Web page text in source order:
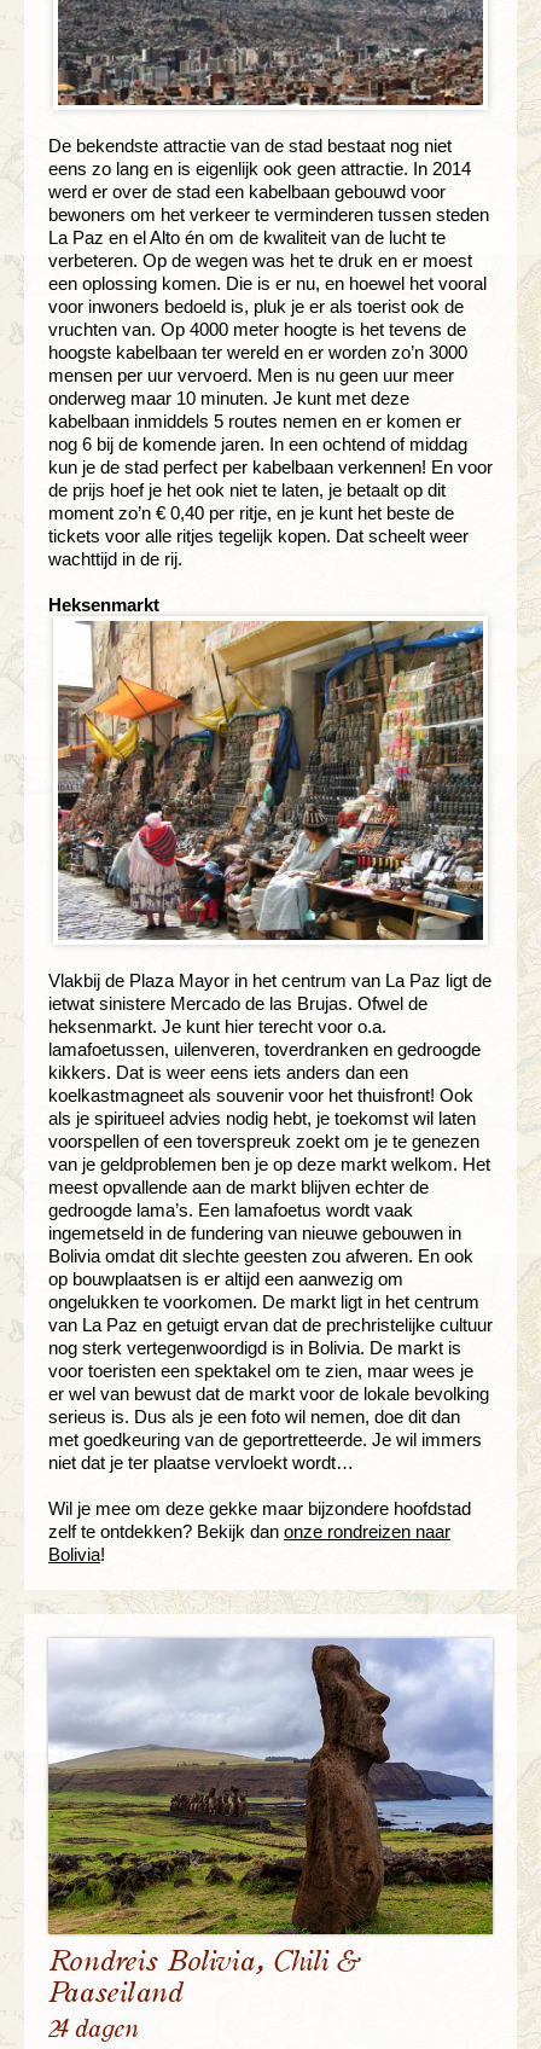
De bekendste attractie van de stad bestaat nog niet
eens zo lang en is eigenlijk ook geen attractie. In 2014
werd er over de stad een kabelbaan gebouwd voor
bewoners om het verkeer te verminderen tussen steden
La Paz en el Alto én om de kwaliteit van de lucht te
verbeteren. Op de wegen was het te druk en er moest
een oplossing komen. Die is er nu, en hoewel het vooral
voor inwoners bedoeld is, pluk je er als toerist ook de
vruchten van. Op 4000 meter hoogte is het tevens de
hoogste kabelbaan ter wereld en er worden zo’n 3000
mensen per uur vervoerd. Men is nu geen uur meer
onderweg maar 10 minuten. Je kunt met deze
kabelbaan inmiddels 5 routes nemen en er komen er
nog 6 bij de komende jaren. In een ochtend of middag
kun je de stad perfect per kabelbaan verkennen! En voor
de prijs hoef je het ook niet te laten, je betaalt op dit
moment zo’n € 0,40 per ritje, en je kunt het beste de
tickets voor alle ritjes tegelijk kopen. Dat scheelt weer
wachttijd in de rij.
Heksenmarkt
Vlakbij de Plaza Mayor in het centrum van La Paz ligt de
ietwat sinistere Mercado de las Brujas. Ofwel de
heksenmarkt. Je kunt hier terecht voor o.a.
lamafoetussen, uilenveren, toverdranken en gedroogde
kikkers. Dat is weer eens iets anders dan een
koelkastmagneet als souvenir voor het thuisfront! Ook
als je spiritueel advies nodig hebt, je toekomst wil laten
voorspellen of een toverspreuk zoekt om je te genezen
van je geldproblemen ben je op deze markt welkom. Het
meest opvallende aan de markt blijven echter de
gedroogde lama’s. Een lamafoetus wordt vaak
ingemetseld in de fundering van nieuwe gebouwen in
Bolivia omdat dit slechte geesten zou afweren. En ook
op bouwplaatsen is er altijd een aanwezig om
ongelukken te voorkomen. De markt ligt in het centrum
van La Paz en getuigt ervan dat de prechristelijke cultuur
nog sterk vertegenwoordigd is in Bolivia. De markt is
voor toeristen een spektakel om te zien, maar wees je
er wel van bewust dat de markt voor de lokale bevolking
serieus is. Dus als je een foto wil nemen, doe dit dan
met goedkeuring van de geportretteerde. Je wil immers
niet dat je ter plaatse vervloekt wordt…
Wil je mee om deze gekke maar bijzondere hoofdstad
zelf te ontdekken? Bekijk dan onze rondreizen naar
Bolivia!
Rondreis Bolivia, Chili &
Paaseiland
24 dagen